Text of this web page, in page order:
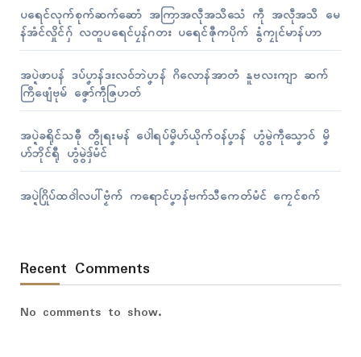
ပရေၚ်လုက်စုက်ဆက်ဆောံ အကြာအလဵုအသဳသေံ ကဵု အလဵုအသဳ မေ
န်အံၚ်လှိုၚ်ဂှ် လတူပရေၚ်ပၠန်ဂတး ပရေၚ်ဇီုကပိုက် နွံကၠုၚ်မာန်ဟာ
အပ္ဍဲဖာပန် ဒပ်ပၞာန်ဒးလဝ်ဘဲပၞာန် ဂိလောန်အာတံ နူဗလးကျာ ဆက်
ကြဳဖျေံဗုမ် ဇၞော်ကဵုဇြဟတ်
အပ္ဍဲခရိုၚ်သဓီု တွဵုရးမန် ပေါဲရပ်မၞိဟ်ယိုက်ဝန်ပၞာန် ဟွံမွဲကဵုသၞောဝ် မၞိ
ဟ်ဘိုၚ်ရီု ဟွံမွဲဒှ်မံၚ်
အပ္ဍဲဂြိုပ်ထဝါဲလပါ်ဗၟံက် ကရောၚ်ပၞာန်ဗက်သီကေတ်မံၚ် ကၠေၚ်စက်
Recent Comments
No comments to show.